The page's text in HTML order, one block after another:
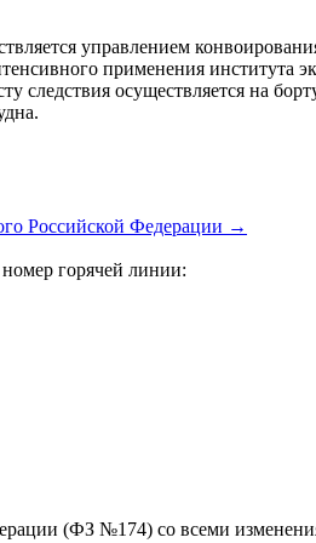
управлением
применения института
следствия осуществляется на
Российской Федерации →
горячей линии:
(ФЗ №174) со всеми